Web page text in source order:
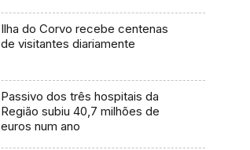
Ilha do Corvo recebe centenas
de visitantes diariamente
Passivo dos três hospitais da
Região subiu 40,7 milhões de
euros num ano